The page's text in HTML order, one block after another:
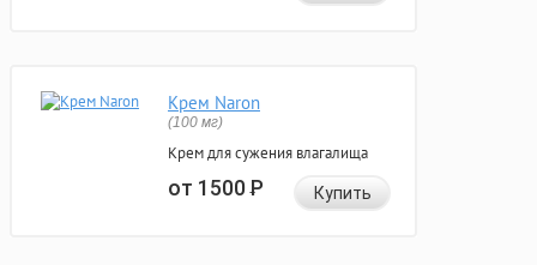
Крем Naron
(100 мг)
Крем для сужения влагалища
от 1500Р Купить